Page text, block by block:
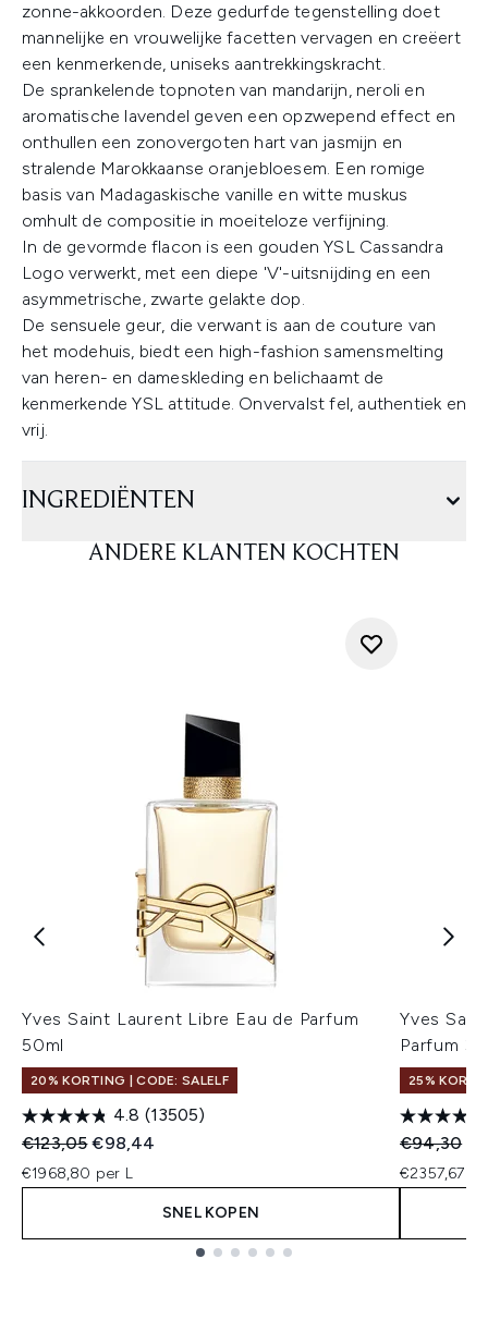
zonne-akkoorden. Deze gedurfde tegenstelling doet
mannelijke en vrouwelijke facetten vervagen en creëert
een kenmerkende, uniseks aantrekkingskracht.
De sprankelende topnoten van mandarijn, neroli en
aromatische lavendel geven een opzwepend effect en
onthullen een zonovergoten hart van jasmijn en
stralende Marokkaanse oranjebloesem. Een romige
basis van Madagaskische vanille en witte muskus
omhult de compositie in moeiteloze verfijning.
In de gevormde flacon is een gouden YSL Cassandra
Logo verwerkt, met een diepe 'V'-uitsnijding en een
asymmetrische, zwarte gelakte dop.
De sensuele geur, die verwant is aan de couture van
het modehuis, biedt een high-fashion samensmelting
van heren- en dameskleding en belichaamt de
kenmerkende YSL attitude. Onvervalst fel, authentiek en
vrij.
INGREDIËNTEN
ANDERE KLANTEN KOCHTEN
Yves Saint Laurent Libre Eau de Parfum
50ml
20% KORTING | CODE: SALELF
4.8 (13505)
Recommended Retail Price:
€123,05Huidige prijs:
€98,44
€1968,80 per L
SNEL KOPEN
Yves
Parfum
25%
€94,30
€2357,67